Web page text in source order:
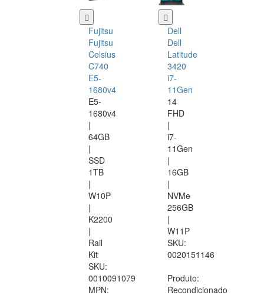
Fujitsu
Fujitsu
Celsius
C740
E5-
1680v4
E5-
1680v4
|
64GB
|
SSD
1TB
|
W10P
|
K2200
|
Rail
Kit
SKU:
0010091079
MPN:
Dell
Dell
Latitude
3420
i7-
11Gen
14
FHD
|
i7-
11Gen
|
16GB
|
NVMe
256GB
|
W11P
SKU:
0020151146
Produto:
Recondicionado